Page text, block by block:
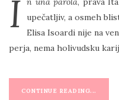
I
upečatljiv, a osmeh
Elisa Isoardi nije na
perja, nema holivudsku
CONTINUE READING...